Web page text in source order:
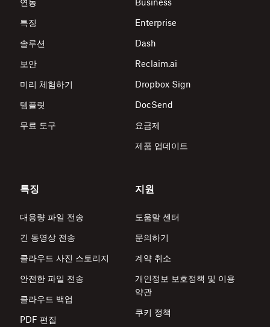
연동
특징
솔루션
보안
미리 체험하기
템플릿
무료 도구
Business
Enterprise
Dash
Reclaim.ai
Dropbox Sign
DocSend
요금제
제품 업데이트
특징
대용량 파일 전송
긴 동영상 전송
클라우드 사진 스토리지
안전한 파일 전송
클라우드 백업
PDF 편집
지원
도움말 센터
문의하기
계약 취소
개인정보 보호정책 및 이용
약관
쿠키 정책